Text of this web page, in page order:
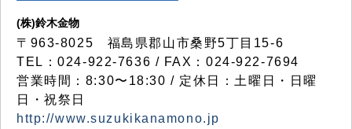
(株)鈴木金物
〒963-8025 福島県郡山市桑野5丁目15-6
TEL：024-922-7636 / FAX：024-922-7694
営業時間：8:30〜18:30 / 定休日：土曜日・日曜
日・祝祭日
http://www.suzukikanamono.jp